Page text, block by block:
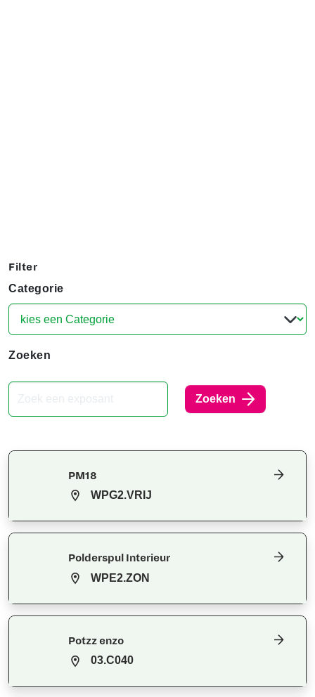
Filter
Categorie
Zoeken
Zoeken
PM18
WPG2.VRIJ
Polderspul Interieur
WPE2.ZON
Potzz enzo
03.C040